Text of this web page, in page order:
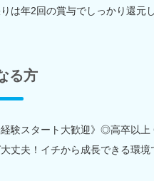
は年2回の賞与でしっかり還元し
る方
経験スタート大歓迎》◎高卒以
丈夫！イチから成長できる環境